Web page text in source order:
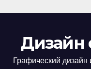
Дизайн
Графический дизайн